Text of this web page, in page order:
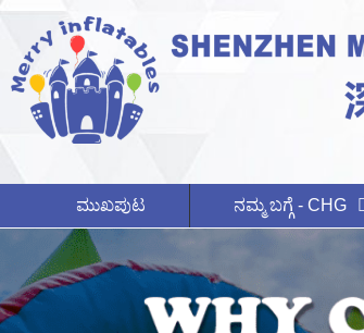
ಮುಖಪುಟ ನಮ್ಮ ಬಗ್ಗೆ - CHG